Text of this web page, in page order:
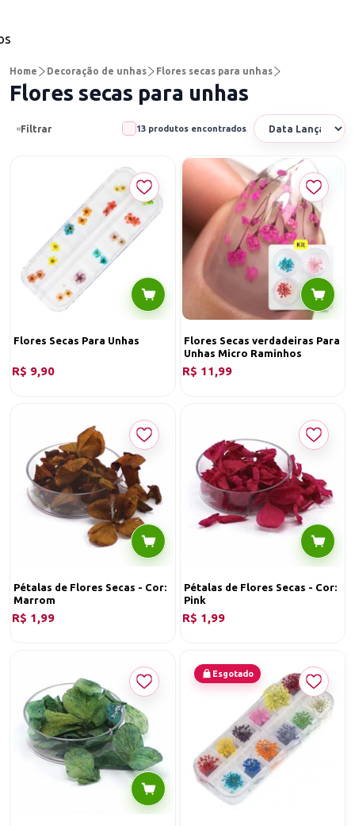
Home Decoração de unhas Flores secas para unhas
Flores secas para unhas
Filtrar 13 produtos encontrados
Flores Secas Para Unhas
R$ 9,90
Flores Secas verdadeiras Para
Unhas Micro Raminhos
R$ 11,99
Pétalas de Flores Secas - Cor:
Marrom
R$ 1,99
Pétalas de Flores Secas - Cor:
Pink
R$ 1,99
Esgotado